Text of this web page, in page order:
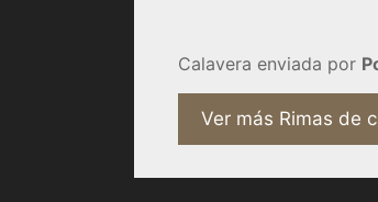
Calavera enviada por
Ver más Rimas de